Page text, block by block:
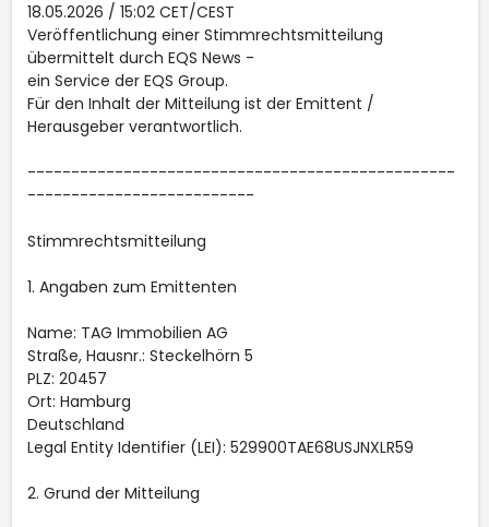
18.05.2026 / 15:02 CET/CEST
Veröffentlichung einer Stimmrechtsmitteilung
übermittelt durch EQS News -
ein Service der EQS Group.
Für den Inhalt der Mitteilung ist der Emittent /
Herausgeber verantwortlich.
-------------------------------------------------
--------------------------
Stimmrechtsmitteilung
1. Angaben zum Emittenten
Name: TAG Immobilien AG
Straße, Hausnr.: Steckelhörn 5
PLZ: 20457
Ort: Hamburg
Deutschland
Legal Entity Identifier (LEI): 529900TAE68USJNXLR59
2. Grund der Mitteilung